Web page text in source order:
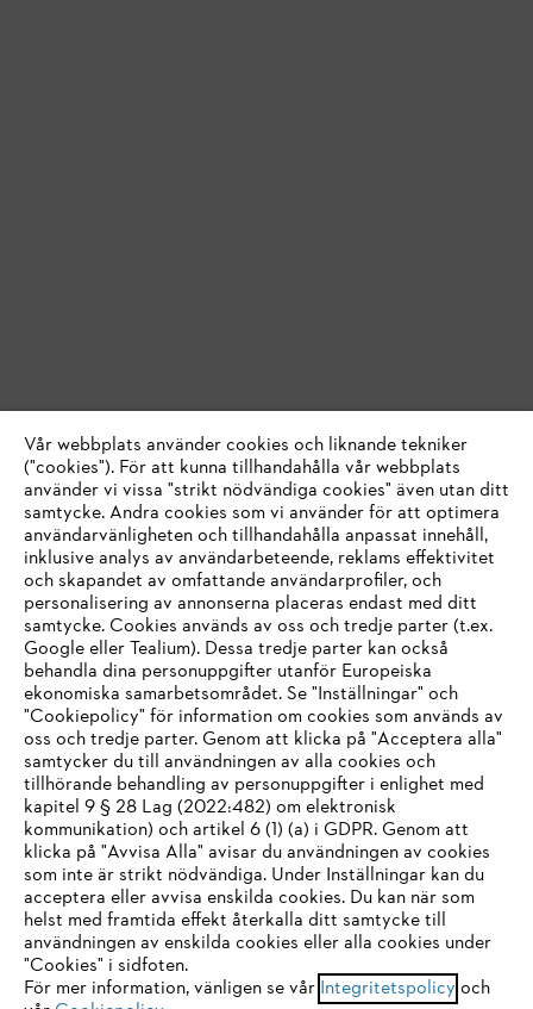
IHR BROWSER WIRD NICHT
UNTERSTÜTZT
Sie nutzen einen Browser, den wir noch nicht unterstützen. Für
eine optimale Nutzung unserer Seite empfehlen wir Ihnen, zu
einem der folgenden Browser zu wechseln:
Vår webbplats använder cookies och liknande tekniker
("cookies"). För att kunna tillhandahålla vår webbplats
använder vi vissa "strikt nödvändiga cookies" även utan ditt
samtycke. Andra cookies som vi använder för att optimera
användarvänligheten och tillhandahålla anpassat innehåll,
inklusive analys av användarbeteende, reklams effektivitet
och skapandet av omfattande användarprofiler, och
personalisering av annonserna placeras endast med ditt
samtycke. Cookies används av oss och tredje parter (t.ex.
Google eller Tealium). Dessa tredje parter kan också
behandla dina personuppgifter utanför Europeiska
ekonomiska samarbetsområdet. Se "Inställningar" och
"Cookiepolicy" för information om cookies som används av
oss och tredje parter. Genom att klicka på "Acceptera alla"
samtycker du till användningen av alla cookies och
tillhörande behandling av personuppgifter i enlighet med
kapitel 9 § 28 Lag (2022:482) om elektronisk
kommunikation) och artikel 6 (1) (a) i GDPR. Genom att
klicka på "Avvisa Alla" avisar du användningen av cookies
som inte är strikt nödvändiga. Under Inställningar kan du
acceptera eller avvisa enskilda cookies. Du kan när som
helst med framtida effekt återkalla ditt samtycke till
användningen av enskilda cookies eller alla cookies under
"Cookies" i sidfoten.
För mer information, vänligen se vår Integritetspolicy och